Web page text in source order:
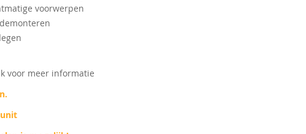
voorwerpen
voor meer informatie